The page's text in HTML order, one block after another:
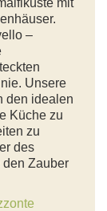
–
Unsere
den idealen
Küche zu
zu
des
den Zauber